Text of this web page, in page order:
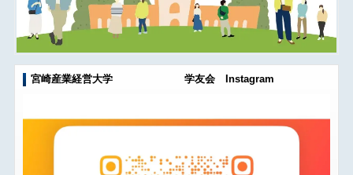
宮崎産業経営大学 学友会 Instagram